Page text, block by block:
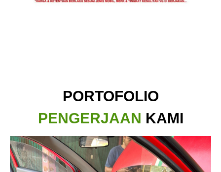
PORTOFOLIO
PENGERJAAN KAMI